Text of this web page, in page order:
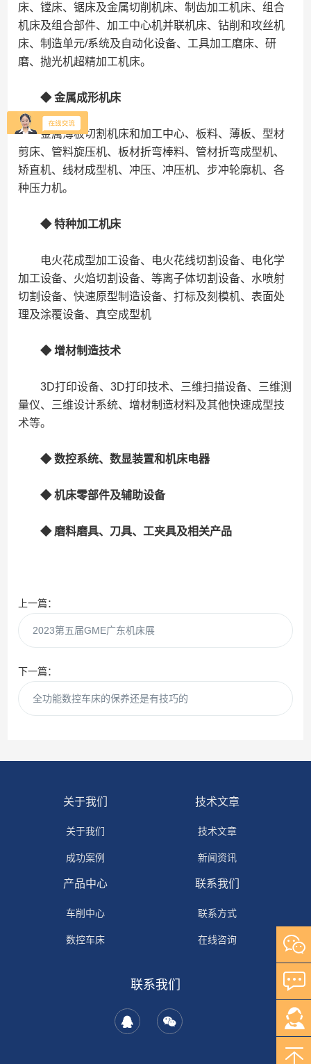
床、镗床、锯床及金属切削机床、制齿加工机床、组合
机床及组合部件、加工中心机并联机床、钻削和攻丝机
床、制造单元/系统及自动化设备、工具加工磨床、研
磨、抛光机超精加工机床。
◆ 金属成形机床
金属薄板切割机床和加工中心、板料、薄板、型材
剪床、管料旋压机、板材折弯棒料、管材折弯成型机、
矫直机、线材成型机、冲压、冲压机、步冲轮廓机、各
种压力机。
◆ 特种加工机床
电火花成型加工设备、电火花线切割设备、电化学
加工设备、火焰切割设备、等离子体切割设备、水喷射
切割设备、快速原型制造设备、打标及刻模机、表面处
理及涂覆设备、真空成型机
◆增材制造技术
3D打印设备、3D打印技术、三维扫描设备、三维测
量仪、三维设计系统、增材制造材料及其他快速成型技
术等。
◆ 数控系统、数显装置和机床电器
◆ 机床零部件及辅助设备
◆ 磨料磨具、刀具、工夹具及相关产品
上一篇：
2023第五届GME广东机床展
下一篇：
全功能数控车床的保养还是有技巧的
关于我们
关于我们
成功案例
技术文章
技术文章
新闻资讯
产品中心
车削中心
数控车床
联系我们
联系方式
在线咨询
联系我们